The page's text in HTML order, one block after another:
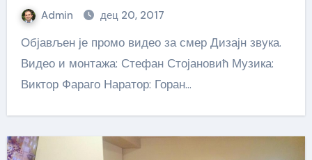
Admin дец 20, 2017
Објављен је промо видео за смер Дизајн звука.
Видео и монтажа: Стефан Стојановић Музика:
Виктор Фараго Наратор: Горан…